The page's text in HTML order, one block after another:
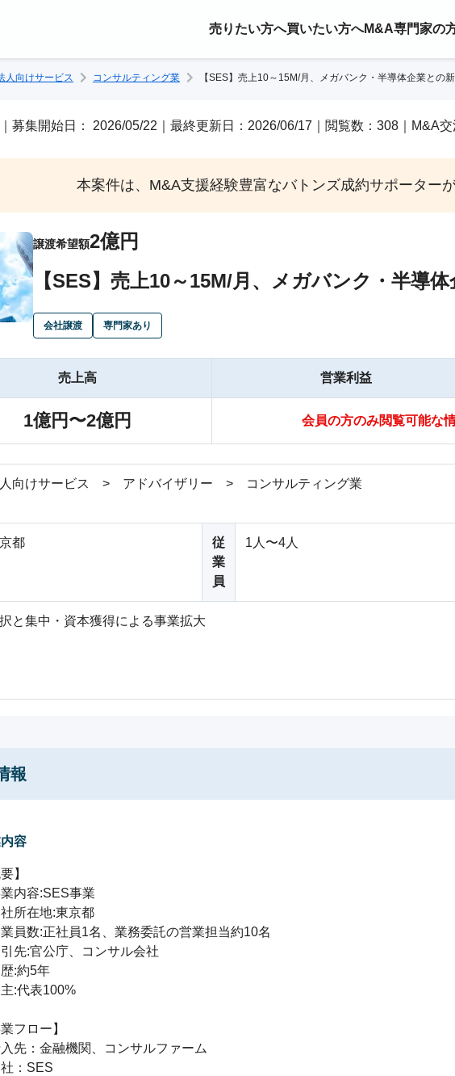
売りたい方へ買いたい方へM&A専門家の
人向けサービス コンサルティング業 【SES】売上10～15M/月、メガバンク・半導体企業との
募集開始日： 2026/05/22｜最終更新日：2026/06/17｜閲覧数：308｜M&A交
本案件は、M&A支援経験豊富なバトンズ成約サポーター
譲渡希望額2億円
【SES】売上10～15M/月、メガバンク・半導
会社譲渡 専門家あり
売上高
1億円〜2億円
営業利益
会員の方のみ閲覧可能な情
向けサービス > アドバイザリー > コンサルティング業
都
従
業
員
1人〜4人
と集中・資本獲得による事業拡大
報
容
】
業内容:SES事業
社所在地:東京都
業員数:正社員1名、業務委託の営業担当約10名
引先:官公庁、コンサル会社
歴:約5年
主:代表100%
業フロー】
入先：金融機関、コンサルファーム
社：SES